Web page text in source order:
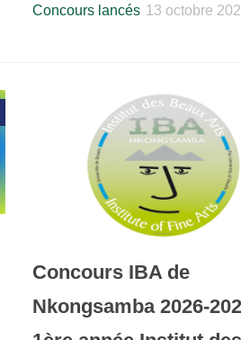
Concours lancés 13 octobre
Concours IBA de
Nkongsamba 2026-